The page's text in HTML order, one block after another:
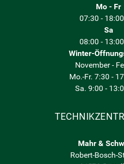
Mo - Fr
07:30 -
Sa
08:00 -
Winter-
November -
Mo.-Fr. 7:30 -
Sa. 9:00 -
Mahr &
Robert-Bosch-